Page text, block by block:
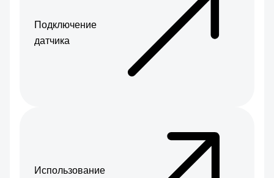
Подключение
датчика
Использование